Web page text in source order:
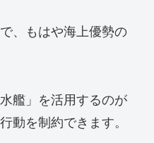
、もはや海上優勢の
艦」を活用するのが
を制約できます。